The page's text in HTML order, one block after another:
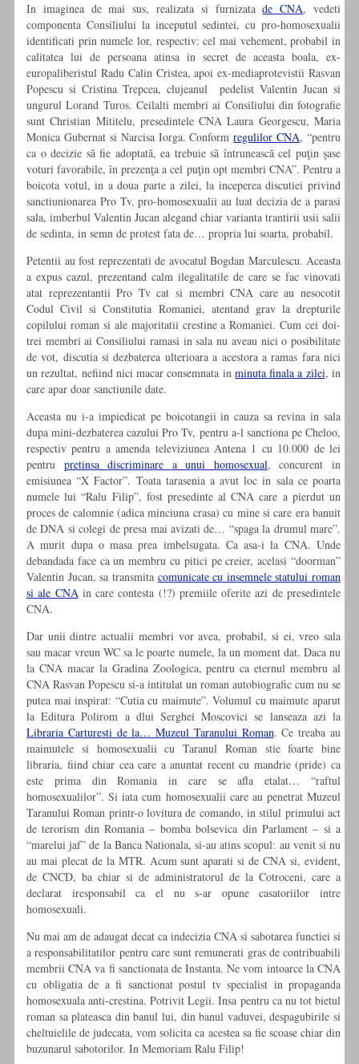
In imaginea de mai sus, realizata si furnizatade CNA, vedeti
componenta Consiliului la inceputul sedintei, cu pro-homosexualii
identificati prin numele lor, respectiv: cel mai vehement, probabil in
calitatea lui de persoana atinsa in secret de aceasta boala, ex-
europaliberistul Radu Calin Cristea, apoi ex-mediaprotevistii Rasvan
Popescu si Cristina Trepcea, clujeanul pedelist Valentin Jucan si
ungurul Lorand Turos. Ceilalti membri ai Consiliului din fotografie
sunt Christian Mititelu, presedintele CNA Laura Georgescu, Maria
Monica Gubernat si Narcisa Iorga. Conformregulilor CNA, “pentru
ca o decizie să fie adoptată, ea trebuie să întrunească cel puţin şase
voturi favorabile, în prezenţa a cel puţin opt membri CNA”. Pentru a
boicota votul, in a doua parte a zilei, la inceperea discutiei privind
sanctiunionarea Pro Tv, pro-homosexualii au luat decizia de a parasi
sala, imberbul Valentin Jucan alegand chiar varianta trantirii usii salii
de sedinta, in semn de protest fata de… propria lui soarta, probabil.
Petentii au fost reprezentati de avocatul Bogdan Marculescu. Aceasta
a expus cazul, prezentand calm ilegalitatile de care se fac vinovati
atat reprezentantii Pro Tv cat si membri CNA care au nesocotit
Codul Civil si Constitutia Romaniei, atentand grav la drepturile
copilului roman si ale majoritatii crestine a Romaniei. Cum cei doi-
trei membri ai Consiliului ramasi in sala nu aveau nici o posibilitate
de vot, discutia si dezbaterea ulterioara a acestora a ramas fara nici
un rezultat, nefiind nici macar consemnata in minuta finala a zilei, in
care apar doar sanctiunile date.
Aceasta nu i-a impiedicat pe boicotangii in cauza sa revina in sala
dupa mini-dezbaterea cazului Pro Tv, pentru a-l sanctiona pe Cheloo,
respectiv pentru a amenda televiziunea Antena 1 cu 10.000 de lei
pentru pretinsa discriminare a unui homosexual, concurent in
emisiunea “X Factor”. Toata tarasenia a avut loc in sala ce poarta
numele lui “Ralu Filip”, fost presedinte al CNA care a pierdut un
proces de calomnie (adica minciuna crasa) cu mine si care era banuit
de DNA si colegi de presa mai avizati de… “spaga la drumul mare”.
A murit dupa o masa prea imbelsugata. Ca asa-i la CNA. Unde
debandada face ca un membru cu pitici pe creier, acelasi “doorman”
Valentin Jucan, sa transmita comunicate cu insemnele statului roman
si ale CNAin care contesta (!?) premiile oferite azi de presedintele
CNA.
Dar unii dintre actualii membri vor avea, probabil, si ei, vreo sala
sau macar vreun WC sa le poarte numele, la un moment dat. Daca nu
la CNA macar la Gradina Zoologica, pentru ca eternul membru al
CNA Rasvan Popescu si-a intitulat un roman autobiografic cum nu se
putea mai inspirat: “Cutia cu maimute”. Volumul cu maimute aparut
la Editura Polirom a dlui Serghei Moscovici se lanseaza azi la
Libraria Carturesti de la… Muzeul Taranului Roman. Ce treaba au
maimutele si homosexualii cu Taranul Roman stie foarte bine
libraria, fiind chiar cea care a anuntat recent cu mandrie (pride) ca
este prima din Romania in care se afla etalat… “raftul
homosexualilor”. Si iata cum homosexualii care au penetrat Muzeul
Taranului Roman printr-o lovitura de comando, in stilul primului act
de terorism din Romania – bomba bolsevica din Parlament – si a
“marelui jaf” de la Banca Nationala, si-au atins scopul: au venit si nu
au mai plecat de la MTR. Acum sunt aparati si de CNA si, evident,
de CNCD, ba chiar si de administratorul de la Cotroceni, care a
declarat iresponsabil ca el nu s-ar opune casatoriilor intre
homosexuali.
Nu mai am de adaugat decat ca indecizia CNA si sabotarea functiei si
a responsabilitatilor pentru care sunt remunerati gras de contribuabili
membrii CNA va fi sanctionata de Instanta. Ne vom intoarce la CNA
cu obligatia de a fi sanctionat postul tv specialist in propaganda
homosexuala anti-crestina. Potrivit Legii. Insa pentru ca nu tot bietul
roman sa plateasca din banul lui, din banul vaduvei, despagubirile si
cheltuielile de judecata, vom solicita ca acestea sa fie scoase chiar din
buzunarul sabotorilor. In Memoriam Ralu Filip!